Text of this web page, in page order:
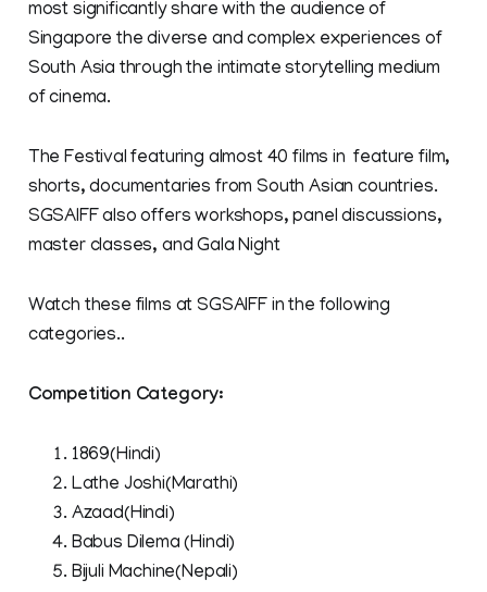
most significantly share with the audience of
Singapore the diverse and complex experiences of
South Asia through the intimate storytelling medium
of cinema.
The Festival featuring almost 40 films in feature film,
shorts, documentaries from South Asian countries.
SGSAIFF also offers workshops, panel discussions,
master classes, and Gala Night
Watch these films at SGSAIFF in the following
categories..
Competition Category:
1869(Hindi)
Lathe Joshi(Marathi)
Azaad(Hindi)
Babus Dilema (Hindi)
Bijuli Machine(Nepali)